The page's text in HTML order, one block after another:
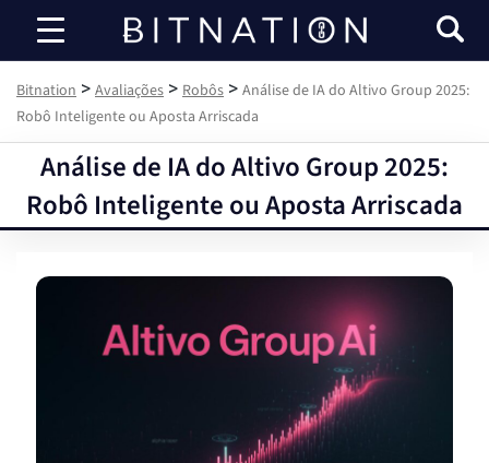
Bitnation
Bitnation > Avaliações > Robôs > Análise de IA do Altivo Group 2025:
Robô Inteligente ou Aposta Arriscada
Análise de IA do Altivo Group 2025:
Robô Inteligente ou Aposta Arriscada